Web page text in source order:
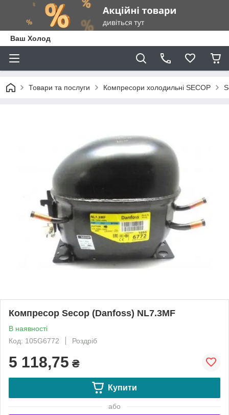
Ваш Холод
Товари та послуги Компресори холодильні SECOP
Компресор Secop (Danfoss) NL7.3MF
В наявності
Код: 105G6772
Роздріб
5 118,75 ₴
Купити
або